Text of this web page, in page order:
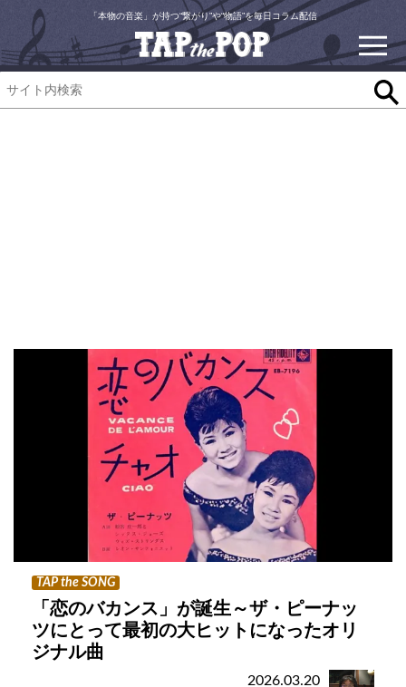
「本物の音楽」が持つ“繋がり”や“物語”を毎日コラム配信
TAP the SONG
「恋のバカンス」が誕生～ザ・ピーナッ
ツにとって最初の大ヒットになったオリ
ジナル曲
2026.03.20